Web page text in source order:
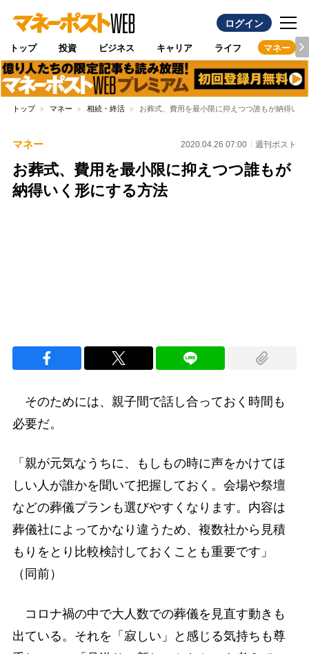
ログイン
トップ 投資 ビジネス キャリア ライフ マネー
トップ マネー 相続・終活 お葬式、費用を最小限に抑えつつ誰もが納得いく
マネー 2020.04.26 07:00 週刊ポスト
お葬式、費用を最小限に抑えつつ誰もが
納得いく形にする方法
そのためには、親子間で話し合っておく時間も
必要だ。
「親が元気なうちに、もしもの時に声をかけてほ
しい人が誰かを聞いて把握しておく。会場や祭壇
などの葬儀プランも選びやすくなります。内容は
葬儀社によってかなり違うため、複数社から見積
もりをとり比較検討しておくことも重要です」
（同前）
コロナ禍の中で大人数での葬儀を見直す動きも
出ている。それを「寂しい」と感じる気持ちも尊